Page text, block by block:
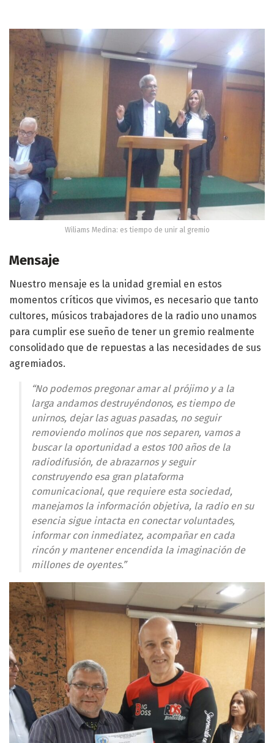
Wiliams Medina: es tiempo de unir al gremio
Mensaje
Nuestro mensaje es la unidad gremial en estos
momentos críticos que vivimos, es necesario que tanto
cultores, músicos trabajadores de la radio uno unamos
para cumplir ese sueño de tener un gremio realmente
consolidado que de repuestas a las necesidades de sus
agremiados.
“No podemos pregonar amar al prójimo y a la
larga andamos destruyéndonos, es tiempo de
unirnos, dejar las aguas pasadas, no seguir
removiendo molinos que nos separen, vamos a
buscar la oportunidad a estos 100 años de la
radiodifusión, de abrazarnos y seguir
construyendo esa gran plataforma
comunicacional, que requiere esta sociedad,
manejamos la información objetiva, la radio en su
esencia sigue intacta en conectar voluntades,
informar con inmediatez, acompañar en cada
rincón y mantener encendida la imaginación de
millones de oyentes.”